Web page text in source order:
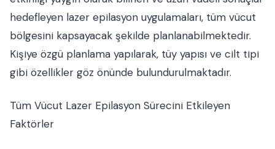
hedefleyen lazer epilasyon uygulamaları, tüm vücut
bölgesini kapsayacak şekilde planlanabilmektedir.
Kişiye özgü planlama yapılarak, tüy yapısı ve cilt tipi
gibi özellikler göz önünde bulundurulmaktadır.
Tüm Vücut Lazer Epilasyon Sürecini Etkileyen
Faktörler